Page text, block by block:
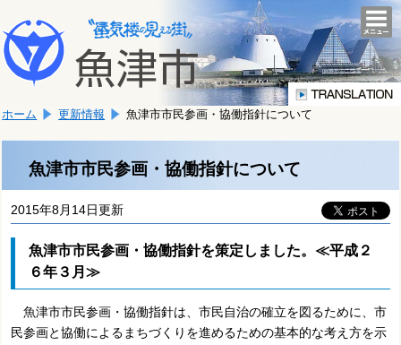
文
へ
移
ま
す。
こ
か
文
ホーム 更新情報 魚津市市民参画・協働指針について
魚津市市民参画・協働指針について
2015年8月14日更新
魚津市市民参画・協働指針を策定しました。≪平成２
６年３月≫
魚津市市民参画・協働指針は、市民自治の確立を図るために、市
民参画と協働によるまちづくりを進めるための基本的な考え方を示